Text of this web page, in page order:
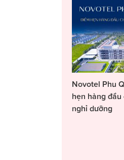
Novotel Phu
hẹn hàng
nghỉ dưỡng